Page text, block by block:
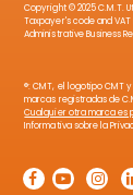
Copyright © 2025 C.M.T.
Taxpayer's code and VAT
Administrative Business
®: CMT, el logotipo CMT
marcas registradas de
Cualquier otra marca es
Informativa sobre la